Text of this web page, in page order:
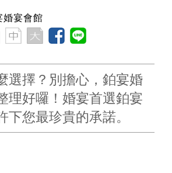
婚宴會館
選擇？別擔心，鉑宴婚
理好囉！婚宴首選鉑宴
下您最珍貴的承諾。